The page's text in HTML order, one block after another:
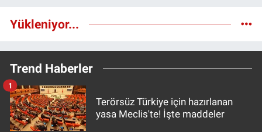
Yükleniyor...
Trend Haberler
Terörsüz Türkiye için hazırlanan
yasa Meclis'te! İşte maddeler
1